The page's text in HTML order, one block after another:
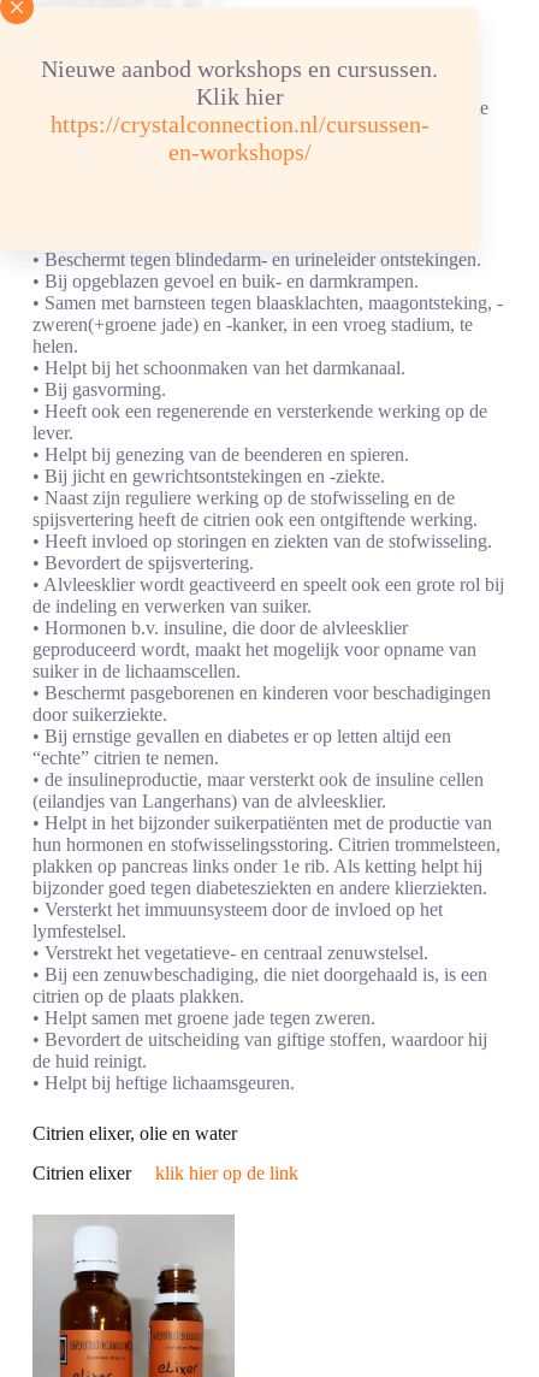
Nieuwe aanbod workshops en cursussen.
Klik hier
https://crystalconnection.nl/cursussen-
en-workshops/
• Harmoniseert de twee hersenhelften.
• Verhoogt de kwaliteit van concentratie, focus, het rationele
denken.
• Helpt ook bij astmatische klachten en hoesten.
• Beschermt tegen blindedarm- en urineleider ontstekingen.
• Bij opgeblazen gevoel en buik- en darmkrampen.
• Samen met barnsteen tegen blaasklachten, maagontsteking, -
zweren(+groene jade) en -kanker, in een vroeg stadium, te
helen.
• Helpt bij het schoonmaken van het darmkanaal.
• Bij gasvorming.
• Heeft ook een regenerende en versterkende werking op de
lever.
• Helpt bij genezing van de beenderen en spieren.
• Bij jicht en gewrichtsontstekingen en -ziekte.
• Naast zijn reguliere werking op de stofwisseling en de
spijsvertering heeft de citrien ook een ontgiftende werking.
• Heeft invloed op storingen en ziekten van de stofwisseling.
• Bevordert de spijsvertering.
• Alvleesklier wordt geactiveerd en speelt ook een grote rol bij
de indeling en verwerken van suiker.
• Hormonen b.v. insuline, die door de alvleesklier
geproduceerd wordt, maakt het mogelijk voor opname van
suiker in de lichaamscellen.
• Beschermt pasgeborenen en kinderen voor beschadigingen
door suikerziekte.
• Bij ernstige gevallen en diabetes er op letten altijd een
“echte” citrien te nemen.
• de insulineproductie, maar versterkt ook de insuline cellen
(eilandjes van Langerhans) van de alvleesklier.
• Helpt in het bijzonder suikerpatiënten met de productie van
hun hormonen en stofwisselingsstoring. Citrien trommelsteen,
plakken op pancreas links onder 1e rib. Als ketting helpt hij
bijzonder goed tegen diabetesziekten en andere klierziekten.
• Versterkt het immuunsysteem door de invloed op het
lymfestelsel.
• Verstrekt het vegetatieve- en centraal zenuwstelsel.
• Bij een zenuwbeschadiging, die niet doorgehaald is, is een
citrien op de plaats plakken.
• Helpt samen met groene jade tegen zweren.
• Bevordert de uitscheiding van giftige stoffen, waardoor hij
de huid reinigt.
• Helpt bij heftige lichaamsgeuren.
Citrien elixer, olie en water
Citrien elixer klik hier op de link